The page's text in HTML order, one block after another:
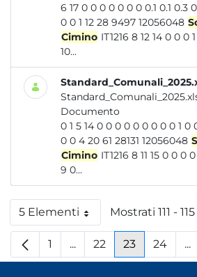
6 17 0 0 0 0 0 0 0 0.1 0.1 0.3
0 0 1 12 28 9497 12056048
Cimino IT1216 8 12 14 0 0 0
10...
Documento
0 1 5 14 0 0 0 0 0 0 0 0 0 1
0 0 4 20 61 28131 12056048
Cimino IT1216 8 11 15 0 0 0
9 0...
5 ElementiPer paginaMostrati 111 -
Pagina
1 ...Pagine intermedie
Pagina
22 Pagina
23 Pagina
24 ...